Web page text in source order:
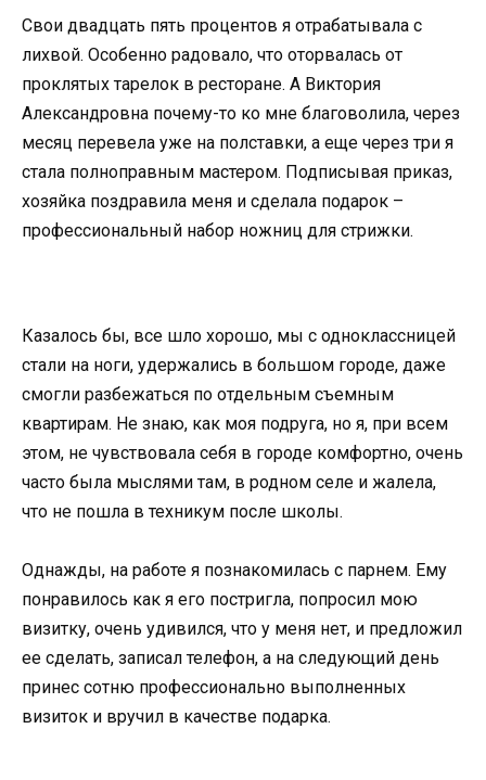
Свои двадцать пять процентов я отрабатывала с
лихвой. Особенно радовало, что оторвалась от
проклятых тарелок в ресторане. А Виктория
Александровна почему-то ко мне благоволила, через
месяц перевела уже на полставки, а еще через три я
стала полноправным мастером. Подписывая приказ,
хозяйка поздравила меня и сделала подарок –
профессиональный набор ножниц для стрижки.
Казалось бы, все шло хорошо, мы с одноклассницей
стали на ноги, удержались в большом городе, даже
смогли разбежаться по отдельным съемным
квартирам. Не знаю, как моя подруга, но я, при всем
этом, не чувствовала себя в городе комфортно, очень
часто была мыслями там, в родном селе и жалела,
что не пошла в техникум после школы.
Однажды, на работе я познакомилась с парнем. Ему
понравилось как я его постригла, попросил мою
визитку, очень удивился, что у меня нет, и предложил
ее сделать, записал телефон, а на следующий день
принес сотню профессионально выполненных
визиток и вручил в качестве подарка.